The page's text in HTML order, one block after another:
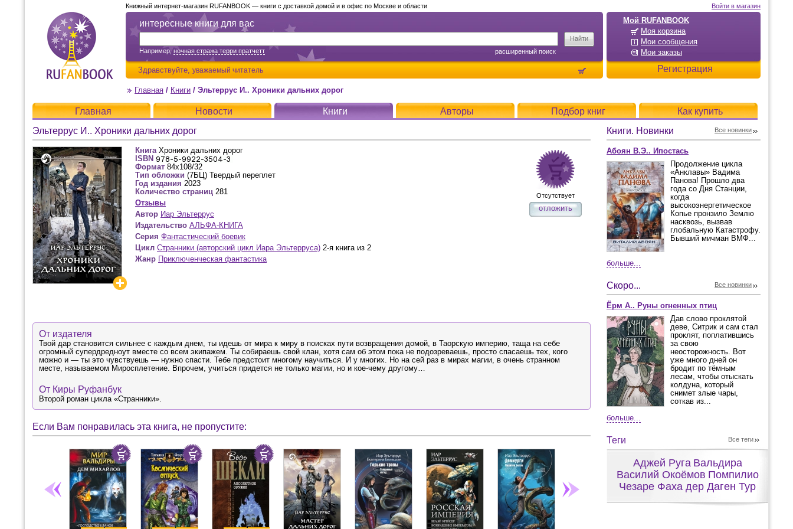
Мой RUFANBOOK
Моя корзина
Мои сообщения
Мои заказы
Регистрация
Войти в магазин
интересные книги для вас
Например,ночная стража терри пратчетт расширенный поиск
Здравствуйте, уважаемый читатель
Книжный интернет-магазин RUFANBOOK — книги с доставкой домой и в офис по Москве и области
Главная / Книги / Эльтеррус И.. Хроники дальних дорог
Главная Новости Книги Авторы Подбор книг
Как купить
Эльтеррус И.. Хроники дальних дорог
Книга Хроники дальних дорог
ISBN
Формат 84x108/32
Тип обложки (7БЦ) Твердый переплет
Год издания 2023
Количество страниц 281
Отзывы
Автор Иар Эльтеррус
Издательство АЛЬФА-КНИГА
Серия Фантастический боевик
Цикл Странники (авторский цикл Иара Эльтерруса) 2-я книга из 2
Жанр Приключенческая фантастика
Отсутствует
отложить
От издателя
Твой дар становится сильнее с каждым днем, ты идешь от мира к миру в поисках пути возвращения домой, в Таорскую империю, таща на себе
огромный супердредноут вместе со всем экипажем. Ты собираешь свой клан, хотя сам об этом пока не подозреваешь, просто спасаешь тех, кого
можно и — ты это чувствуешь — нужно спасти. Тебе предстоит многому научиться. И у многих. Но на сей раз в мирах магии, в очень странном
месте, называемом Миросплетение. Впрочем, учиться придется не только магии, но и кое-чему другому…
От Киры Руфанбук
Второй роман цикла «Странники».
Если Вам понравилась эта книга, не пропустите:
Книги. Новинки Все новинки
Абоян В.Э.. Ипостась
Продолжение цикла
«Анклавы» Вадима
Панова! Прошло два
года со Дня Станции,
когда
высокоэнергетическое
Копье пронзило Землю
насквозь, вызвав
глобальную Катастрофу.
Бывший мичман ВМФ...
больше...
Скоро... Все новинки
Ёрм А.. Руны огненных птиц
Дав слово проклятой
деве, Ситрик и сам стал
проклят, поплатившись
за свою
неосторожность. Вот
уже много дней он
бродит по тёмным
лесам, чтобы отыскать
колдуна, который
снимет злые чары,
соткав из...
больше...
Теги Все теги
Аджей Руга Вальдира
Василий Окоёмов Помпилио
Чезаре Фаха дер Даген Тур